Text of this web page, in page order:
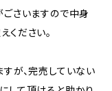
ごさいますので中身
ください。
が、完売していない